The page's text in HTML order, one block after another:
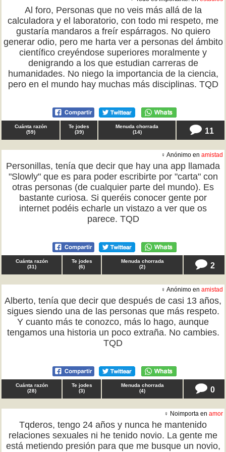
Al foro, Personas que no veis más allá de la
calculadora y el laboratorio, con todo mi respeto, me
gustaría mandaros a freír espárragos. No quiero
generar odio, pero me harta ver a personas del ámbito
científico creyéndose superiores moralmente y
denigrando a los que estudian carreras de
humanidades. No niego la importancia de la ciencia,
pero en el mundo hay muchas más disciplinas. TQD
Cuánta razón
(59)
Te jodes
(39)
Menuda chorrada
(14) 11
♀ Anónimo en amistad
Personillas, tenía que decir que hay una app llamada
"Slowly" que es para poder escribirte por "carta" con
otras personas (de cualquier parte del mundo). Es
bastante curiosa. Si queréis conocer gente por
internet podéis echarle un vistazo a ver que os
parece. TQD
Cuánta razón
(31)
Te jodes
(6)
Menuda chorrada
(2) 2
♀ Anónimo en amistad
Alberto, tenía que decir que después de casi 13 años,
sigues siendo una de las personas que más respeto.
Y cuanto más te conozco, más lo hago, aunque
tengamos una historia un poco extraña. No cambies.
TQD
Cuánta razón
(28)
Te jodes
(3)
Menuda chorrada
(4) 0
♀ Noimporta en amor
Tqderos, tengo 24 años y nunca he mantenido
relaciones sexuales ni he tenido novio. La gente me
está metiendo presión para que me busque un novio,